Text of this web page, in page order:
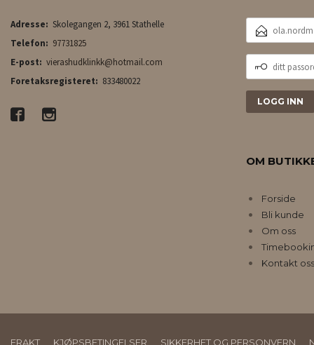
Adresse: Skolegangen 2, 3961 Stathelle
Telefon: 97731825
E-post: vierashudklinkk@hotmail.com
Foretaksregisteret: 833480022
POSTADRESSE
PASSORD
OM
Forside
Bli kunde
Om oss
Kontakt oss
FRAKT KJØPSBETINGELSER SIKKERHET OG PERSONVERN